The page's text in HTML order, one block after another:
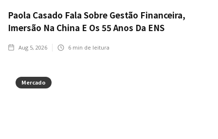
Paola Casado Fala Sobre Gestão Financeira,
Imersão Na China E Os 55 Anos Da ENS
Aug 5, 2026 6 min de leitura
Mercado